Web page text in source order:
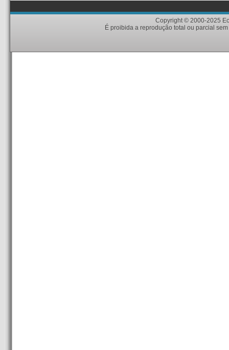
Copyright © 2000-2025
É proibida a reprodução total ou parcial